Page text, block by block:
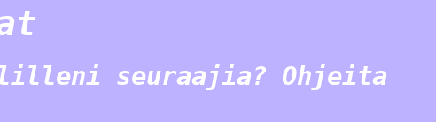
seuraajia? Ohjeita